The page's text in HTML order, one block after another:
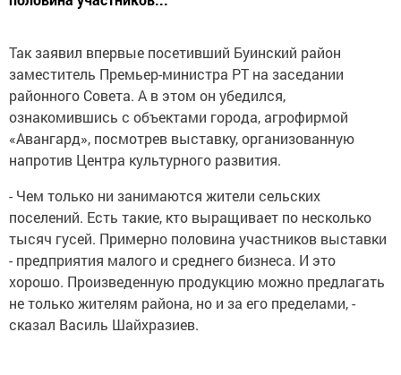
Так заявил впервые посетивший Буинский район
заместитель Премьер-министра РТ на заседании
районного Совета. А в этом он убедился,
ознакомившись с объектами города, агрофирмой
«Авангард», посмотрев выставку, организованную
напротив Центра культурного развития.
- Чем только ни занимаются жители сельских
поселений. Есть такие, кто выращивает по несколько
тысяч гусей. Примерно половина участников выставки
- предприятия малого и среднего бизнеса. И это
хорошо. Произведенную продукцию можно предлагать
не только жителям района, но и за его пределами, -
сказал Василь Шайхразиев.